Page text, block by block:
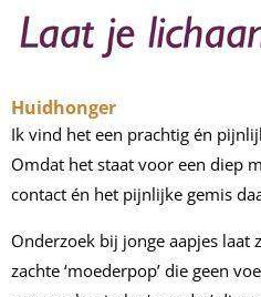
Ga
de
hoofdinhoud
Huidhonger
Ik vind het een prachtig én
Omdat het staat voor een diep
contact én het pijnlijke gemis
Onderzoek bij jonge aapjes laat
zachte ‘moederpop’ die geen